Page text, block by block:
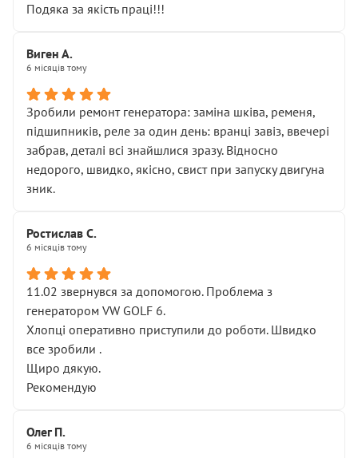
Подяка за якість праці!!!
Виген А.
6 місяців тому
Зробили ремонт генератора: заміна шківа, ременя,
підшипників, реле за один день: вранці завіз, ввечері
забрав, деталі всі знайшлися зразу. Відносно
недорого, швидко, якісно, свист при запуску двигуна
зник.
Ростислав С.
6 місяців тому
11.02 звернувся за допомогою. Проблема з
генератором VW GOLF 6.
Хлопці оперативно приступили до роботи. Швидко
все зробили .
Щиро дякую.
Рекомендую
Олег П.
6 місяців тому